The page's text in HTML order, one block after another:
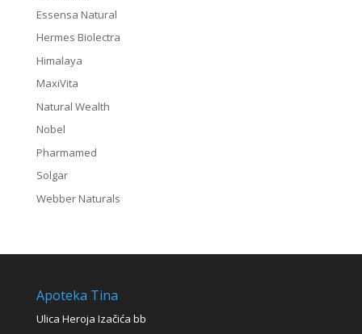
Essensa Natural
Hermes Biolectra
Himalaya
MaxiVita
Natural Wealth
Nobel
Pharmamed
Solgar
Webber Naturals
Apoteka Tina
Ulica Heroja Izačića bb